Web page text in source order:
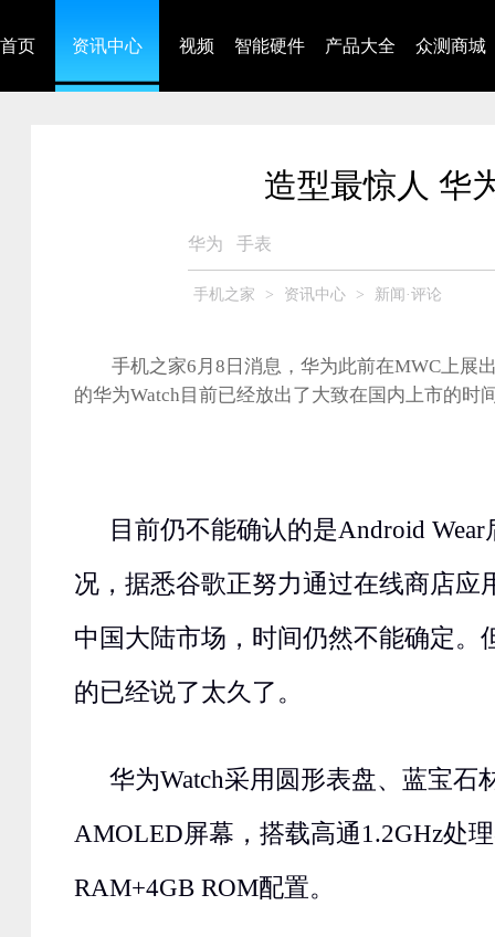
首页 资讯中心 视频 智能硬件 产品大全 众测商城
造型最惊人 华
华为 手表
手机之家 > 资讯中心 > 新闻·评论
手机之家6月8日消息，华为此前在MWC上展
的华为Watch目前已经放出了大致在国内上市的时
目前仍不能确认的是Android
况，据悉谷歌正努力通过在线商店应
中国大陆市场，时间仍然不能确定。
的已经说了太久了。
华为Watch采用圆形表盘、蓝宝石
AMOLED屏幕，搭载高通1.2GHz处
RAM+4GB ROM配置。